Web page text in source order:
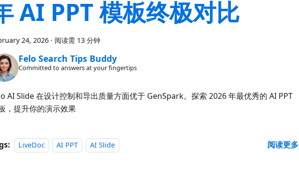
AI PPT 模板终极对比
24, 2026 · 阅读需 13 分钟
Felo Search Tips Buddy
Committed to answers at your fingertips
AI Slide 在设计控制和导出质量方面优于 GenSpark。探索 2026 年最优秀的 AI PPT
，提升你的演示效果
LiveDoc AI PPT AI Slide 阅读更多